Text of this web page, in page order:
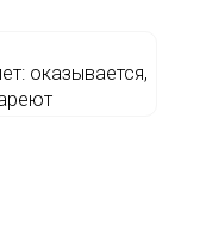
оказывается,